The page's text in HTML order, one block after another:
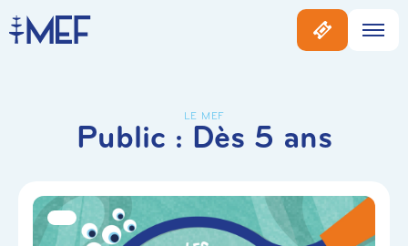
LE MEF
Public : Dès 5 ans